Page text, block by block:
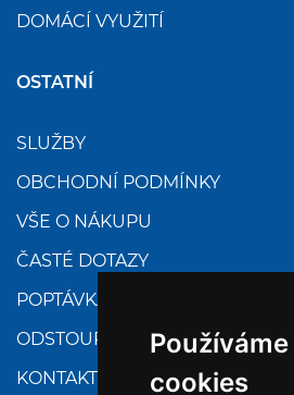
cookies
DOMÁCÍ VYUŽITÍ
OSTATNÍ
SLUŽBY
OBCHODNÍ PODMÍNKY
VŠE O NÁKUPU
ČASTÉ DOTAZY
POPTÁVKA
ODSTOUPENÍ
KONTAKTY